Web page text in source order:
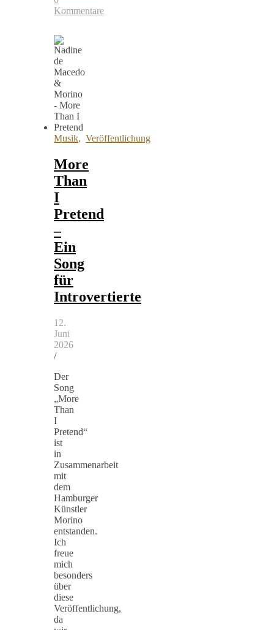
Kommentare
Musik, Veröffentlichung
More
Than
I
Pretend
–
Ein
Song
für
Introvertierte
12.
Juni
2026
/
Der
Song
„More
Than
I
Pretend“
ist
in
Zusammenarbeit
mit
dem
Hamburger
Künstler
Morino
entstanden.
Ich
freue
mich
besonders
über
diese
Veröffentlichung,
da